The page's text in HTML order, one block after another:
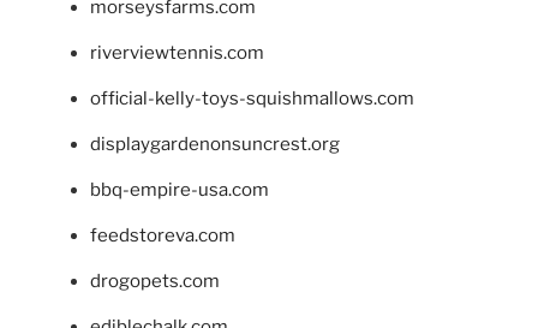
morseysfarms.com
riverviewtennis.com
official-kelly-toys-squishmallows.com
displaygardenonsuncrest.org
bbq-empire-usa.com
feedstoreva.com
drogopets.com